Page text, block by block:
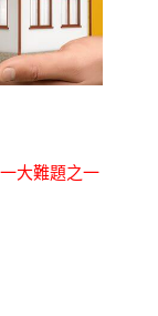
大難題之一